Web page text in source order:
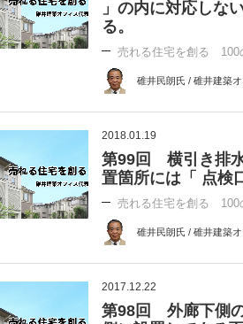
」の内に対応しな
る。
売れる住宅を創る 100
碓井民朗氏 / 碓井建築
2018.01.19
第99回 横引き排
置箇所には「 点検
売れる住宅を創る 100
碓井民朗氏 / 碓井建築
2017.12.22
第98回 外廊下側